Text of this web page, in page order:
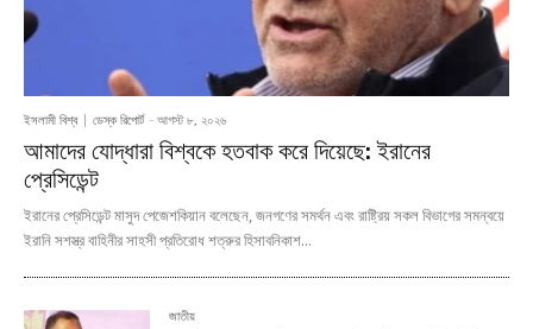
ইসলামী বিশ্ব ডেস্ক রিপোর্ট - আগস্ট ৮, ২০২৬
আমাদের যোদ্ধারা বিশ্বকে হতবাক করে দিয়েছে: ইরানের
প্রেসিডেন্ট
ইরানের প্রেসিডেন্ট মাসুদ পেজেশকিয়ান বলেছেন, জনগণের সমর্থন এবং রাষ্ট্রিয় সকল বিভাগের সমন্বয়ে
ইরানি সশস্ত্র বাহিনীর সাহসী প্রতিরোধ শত্রুর হিসাবনিকাশ...
জাতীয়